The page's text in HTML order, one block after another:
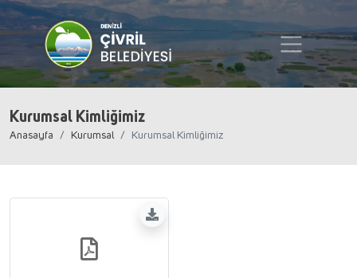
Kurumsal Kimliğimiz
Anasayfa Kurumsal Kurumsal Kimliğimiz